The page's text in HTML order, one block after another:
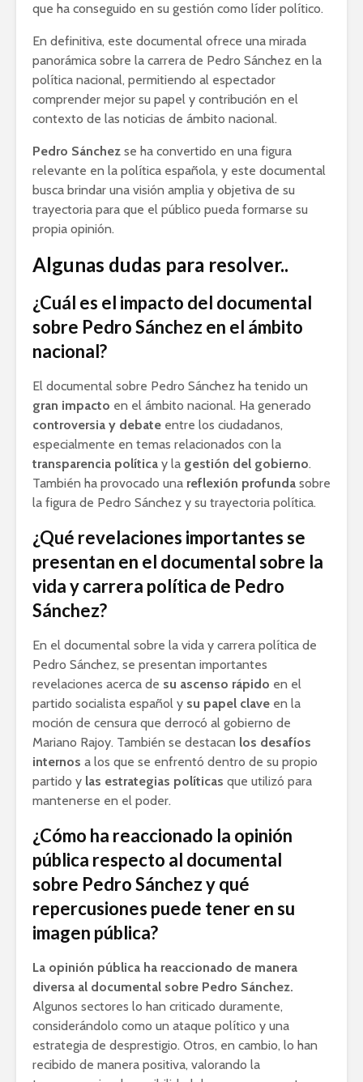
que ha conseguido en su gestión como líder político.
En definitiva, este documental ofrece una mirada
panorámica sobre la carrera de Pedro Sánchez en la
política nacional, permitiendo al espectador
comprender mejor su papel y contribución en el
contexto de las noticias de ámbito nacional.
Pedro Sánchez se ha convertido en una figura
relevante en la política española, y este documental
busca brindar una visión amplia y objetiva de su
trayectoria para que el público pueda formarse su
propia opinión.
Algunas dudas para resolver..
¿Cuál es el impacto del documental
sobre Pedro Sánchez en el ámbito
nacional?
El documental sobre Pedro Sánchez ha tenido un
gran impacto en el ámbito nacional. Ha generado
controversia y debate entre los ciudadanos,
especialmente en temas relacionados con la
transparencia política y la gestión del gobierno.
También ha provocado una reflexión profunda sobre
la figura de Pedro Sánchez y su trayectoria política.
¿Qué revelaciones importantes se
presentan en el documental sobre la
vida y carrera política de Pedro
Sánchez?
En el documental sobre la vida y carrera política de
Pedro Sánchez, se presentan importantes
revelaciones acerca de su ascenso rápido en el
partido socialista español y su papel clave en la
moción de censura que derrocó al gobierno de
Mariano Rajoy. También se destacan los desafíos
internos a los que se enfrentó dentro de su propio
partido y las estrategias políticas que utilizó para
mantenerse en el poder.
¿Cómo ha reaccionado la opinión
pública respecto al documental
sobre Pedro Sánchez y qué
repercusiones puede tener en su
imagen pública?
La opinión pública ha reaccionado de manera
diversa al documental sobre Pedro Sánchez.
Algunos sectores lo han criticado duramente,
considerándolo como un ataque político y una
estrategia de desprestigio. Otros, en cambio, lo han
recibido de manera positiva, valorando la